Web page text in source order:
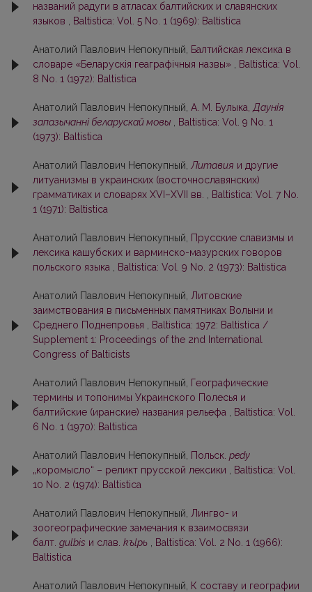
названий радуги в атласах балтийских и славянских
языков
Baltistica: Vol. 5 No. 1 (1969): Baltistica
Анатолий Павлович Непокупный,
Балтийская лексика в
словаре «Беларускія геаграфічныя назвы»
Baltistica: Vol.
8 No. 1 (1972): Baltistica
Анатолий Павлович Непокупный, А. М. Булыка, Даунія
запазычанні беларускай мовы
Baltistica: Vol. 9 No. 1
(1973): Baltistica
Анатолий Павлович Непокупный, Литавия и другие
литуанизмы в украинских (восточнославянских)
грамматиках и словарях XVI–XVII вв.
Baltistica: Vol. 7 No.
1 (1971): Baltistica
Анатолий Павлович Непокупный,
Прусские славизмы и
лексика кашубских и варминско-мазурских говоров
польского языка
Baltistica: Vol. 9 No. 2 (1973): Baltistica
Анатолий Павлович Непокупный, Литовские
заимствования в письменных памятниках Волыни и
Среднего Поднепровья
Baltistica: 1972: Baltistica /
Supplement 1: Proceedings of the 2nd International
Congress of Balticists
Анатолий Павлович Непокупный,
Географические
термины и топонимы Украинского Полесья и
балтийские (иранские) названия рельефа
Baltistica: Vol.
6 No. 1 (1970): Baltistica
Анатолий Павлович Непокупный, Польск. pedy
„коромысло“ – реликт прусской лексики
Baltistica: Vol.
10 No. 2 (1974): Baltistica
Анатолий Павлович Непокупный, Лингво- и
зоогеографические замечания к взаимосвязи
балт. gulbis и слав. kъlpь
Baltistica: Vol. 2 No. 1 (1966):
Baltistica
Анатолий Павлович Непокупный,
К составу и географии